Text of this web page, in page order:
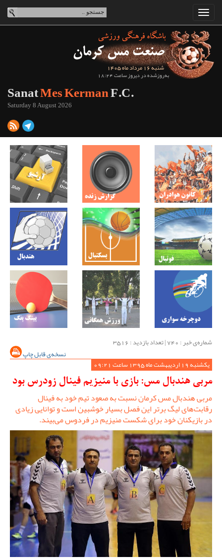
شنبه 16 مرداد ماه 1405
به‌روزشده در دیروز ساعت 18:24
SanatMes KermanF.C.
Saturday 8 August 2026
شماره‌ی خبر : ‌740 | تعداد بازدید : 3516
نسخه‌ی قابل چاپ
یکشنبه 19 اردیبهشت ماه 1395 ساعت 09:21
مربی هندبال مس: بازی با منیزیم فینال زودرس بود
مربی هندبال مس کرمان نسبت به صعود تیم خود به فینال
رقابت‌های لیگ برتر این فصل بسیار خوشبین است و توانایی زیادی
در بازیکنان خود برای شکست منیزیم در فردوس می‌بیند.